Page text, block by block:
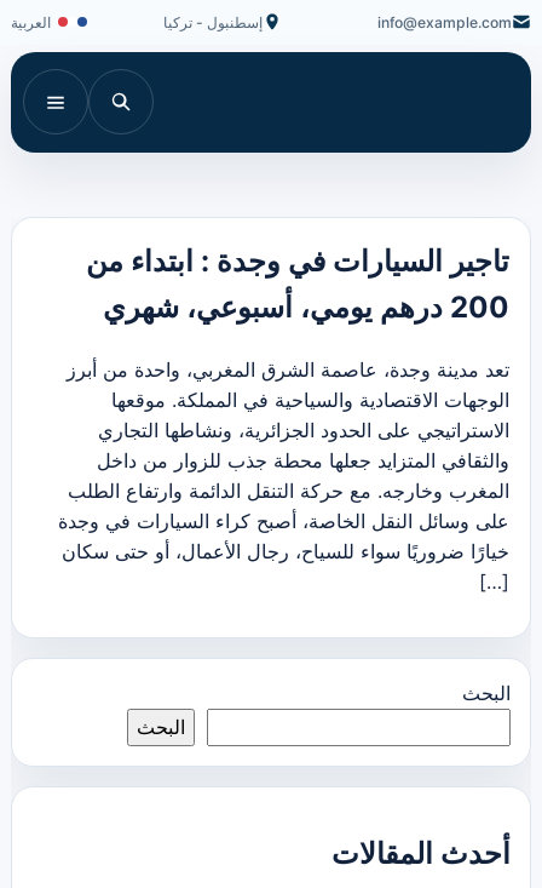
info@example.com إسطنبول - تركيا العربية
تاجير السيارات في وجدة : ابتداء من
200 درهم يومي، أسبوعي، شهري
تعد مدينة وجدة، عاصمة الشرق المغربي، واحدة من أبرز
الوجهات الاقتصادية والسياحية في المملكة. موقعها
الاستراتيجي على الحدود الجزائرية، ونشاطها التجاري
والثقافي المتزايد جعلها محطة جذب للزوار من داخل
المغرب وخارجه. مع حركة التنقل الدائمة وارتفاع الطلب
على وسائل النقل الخاصة، أصبح كراء السيارات في وجدة
خيارًا ضروريًا سواء للسياح، رجال الأعمال، أو حتى سكان
[…]
البحث
البحث
أحدث المقالات